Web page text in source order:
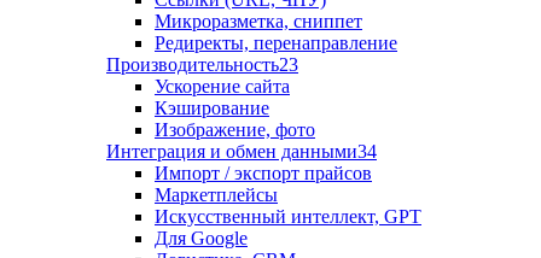
Микроразметка, сниппет
Редиректы, перенаправление
Производительность23
Ускорение сайта
Кэширование
Изображение, фото
Интеграция и обмен данными34
Импорт / экспорт прайсов
Маркетплейсы
Искусственный интеллект, GPT
Для Google